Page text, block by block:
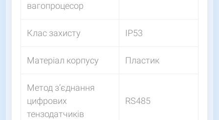
вагопроцесор
Клас захисту IP53
Матеріал корпусу Пластик
Метод з’єднання
цифрових
тензодатчиків
RS485